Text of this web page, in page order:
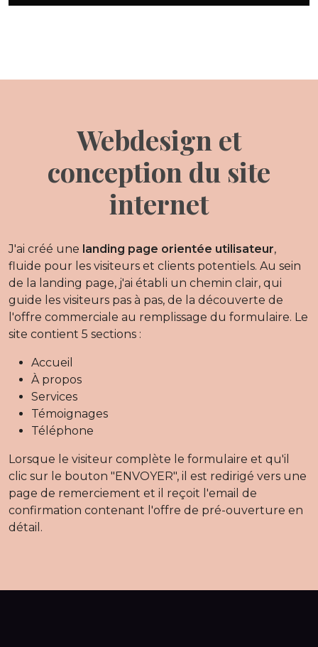
Webdesign et
conception du site
internet
J'ai créé une landing page orientée utilisateur,
fluide pour les visiteurs et clients potentiels. Au sein
de la landing page, j'ai établi un chemin clair, qui
guide les visiteurs pas à pas, de la découverte de
l'offre commerciale au remplissage du formulaire. Le
site contient 5 sections :
Accueil
À propos
Services
Témoignages
Téléphone
Lorsque le visiteur complète le formulaire et qu'il
clic sur le bouton "ENVOYER", il est redirigé vers une
page de remerciement et il reçoit l'email de
confirmation contenant l'offre de pré-ouverture en
détail.